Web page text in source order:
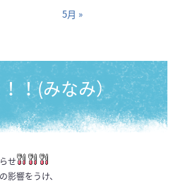
5月 »
！(みなみ）
せ
影響をうけ、